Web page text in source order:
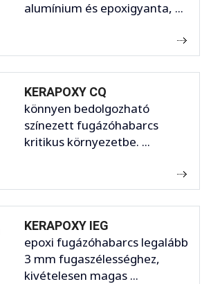
alumínium és epoxigyanta, ...
KERAPOXY CQ
könnyen bedolgozható
színezett fugázóhabarcs
kritikus környezetbe. ...
KERAPOXY IEG
epoxi fugázóhabarcs legalább
3 mm fugaszélességhez,
kivételesen magas ...